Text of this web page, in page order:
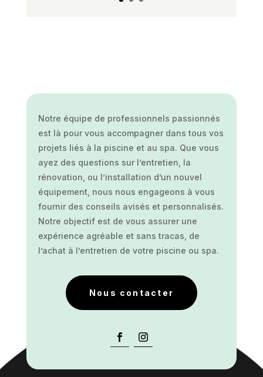
Notre équipe de professionnels passionnés
est là pour vous accompagner dans tous vos
projets liés à la piscine et au spa. Que vous
ayez des questions sur l’entretien, la
rénovation, ou l’installation d’un nouvel
équipement, nous nous engageons à vous
fournir des conseils avisés et personnalisés.
Notre objectif est de vous assurer une
expérience agréable et sans tracas, de
l’achat à l’entretien de votre piscine ou spa.
Nous contacter